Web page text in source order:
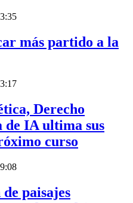
más partido a la
Derecho
IA ultima sus
curso
paisajes